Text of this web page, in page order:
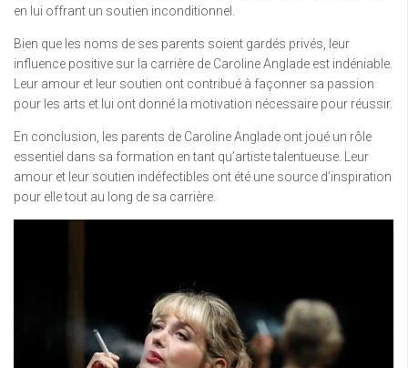
en lui offrant un soutien inconditionnel.
Bien que les noms de ses parents soient gardés privés, leur
influence positive sur la carrière de Caroline Anglade est indéniable.
Leur amour et leur soutien ont contribué à façonner sa passion
pour les arts et lui ont donné la motivation nécessaire pour réussir.
En conclusion, les parents de Caroline Anglade ont joué un rôle
essentiel dans sa formation en tant qu’artiste talentueuse. Leur
amour et leur soutien indéfectibles ont été une source d’inspiration
pour elle tout au long de sa carrière.